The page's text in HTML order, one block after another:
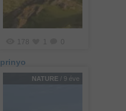
178
prinyo
NATURE / 9 éve